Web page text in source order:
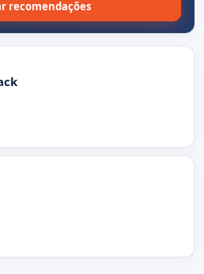
recomendações